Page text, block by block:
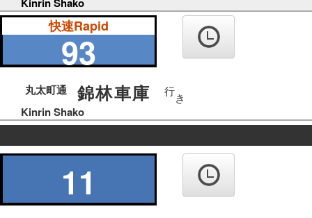
快速Rapid
93
丸太町通 錦林車庫 行き
Kinrin Shako
の
11